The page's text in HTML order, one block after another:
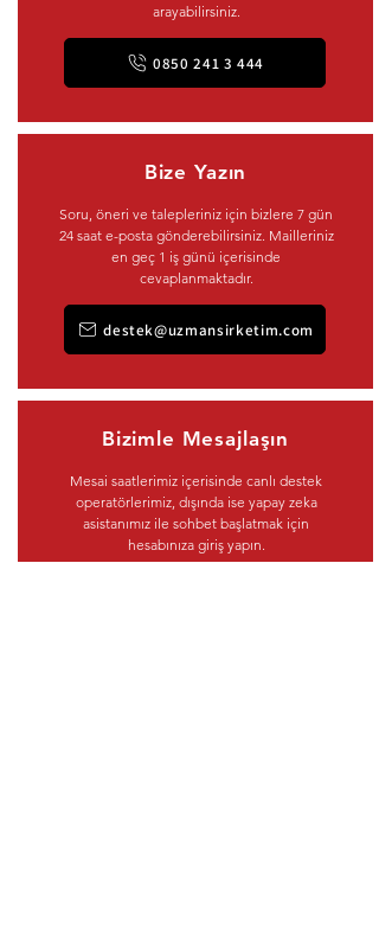
arayabilirsiniz.
0850 241 3 444
Bize Yazın
Soru, öneri ve talepleriniz için bizlere 7 gün
24 saat e-posta gönderebilirsiniz. Mailleriniz
en geç 1 iş günü içerisinde
cevaplanmaktadır.
destek@uzmansirketim.com
Bizimle Mesajlaşın
Mesai saatlerimiz içerisinde canlı destek
operatörlerimiz, dışında ise yapay zeka
asistanımız ile sohbet başlatmak için
hesabınıza giriş yapın.